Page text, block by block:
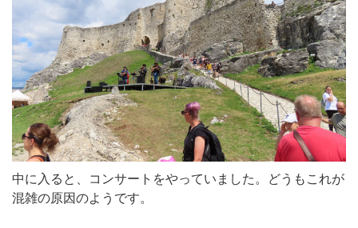
中に入ると、コンサートをやっていました。どうもこれが
混雑の原因のようです。